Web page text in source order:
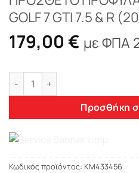
GOLF 7 GTI 7.5 & R
179,00 € με ΦΠΑ
ΠΡΟΣΘΕΤΟ ΠΡΟΦΥΛΑΚΤΗΡΑ
Προσθήκη
Κωδικός προϊόντος: KM433456